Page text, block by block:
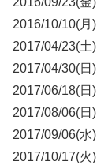
2016/10/10(月)
2017/04/23(土)
2017/04/30(日)
2017/06/18(日)
2017/08/06(日)
2017/09/06(水)
2017/10/17(火)